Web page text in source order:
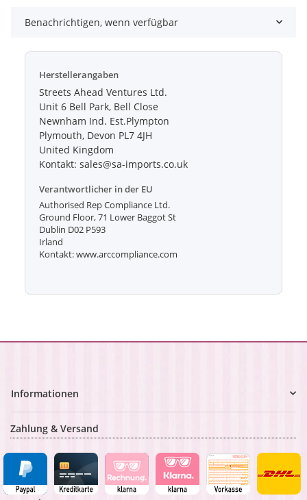
Benachrichtigen, wenn verfügbar
Herstellerangaben
Streets Ahead Ventures Ltd.
Unit 6 Bell Park, Bell Close
Newnham Ind. Est.Plympton
Plymouth, Devon PL7 4JH
United Kingdom
Kontakt: sales@sa-imports.co.uk
Verantwortlicher in der EU
Authorised Rep Compliance Ltd.
Ground Floor, 71 Lower Baggot St
Dublin D02 P593
Irland
Kontakt: www.arccompliance.com
Informationen
Zahlung & Versand